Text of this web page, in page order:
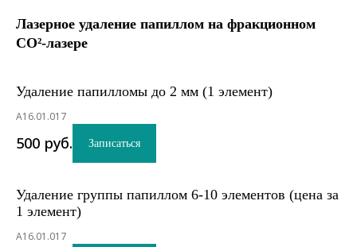
Лазерное удаление папиллом на фракционном
СО²-лазере
Удаление папилломы до 2 мм (1 элемент)
А16.01.017
500 руб. Записаться
Удаление группы папиллом 6-10 элементов (цена за
1 элемент)
А16.01.017